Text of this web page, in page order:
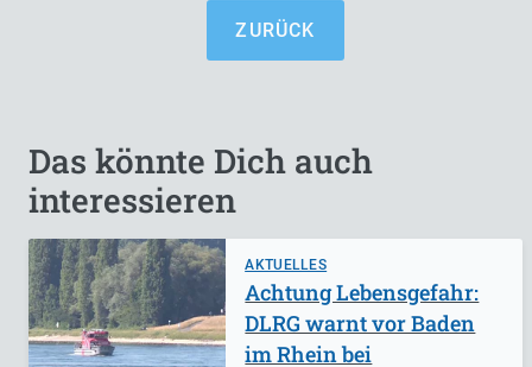
ZURÜCK
Das könnte Dich auch
interessieren
AKTUELLES
Achtung Lebensgefahr:
DLRG warnt vor Baden
im Rhein bei